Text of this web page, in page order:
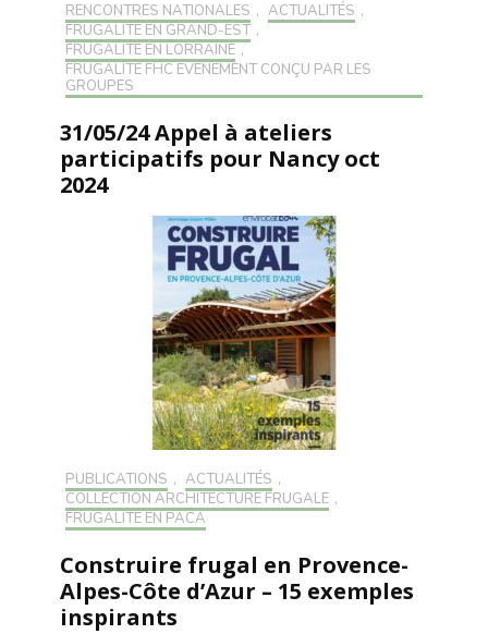
RENCONTRES NATIONALES , ACTUALITÉS ,
FRUGALITÉ EN GRAND-EST ,
FRUGALITÉ EN LORRAINE ,
FRUGALITÉ FHC ÉVÉNEMENT CONÇU PAR LES
GROUPES
31/05/24 Appel à ateliers
participatifs pour Nancy oct
2024
PUBLICATIONS , ACTUALITÉS ,
COLLECTION ARCHITECTURE FRUGALE ,
FRUGALITÉ EN PACA
Construire frugal en Provence-
Alpes-Côte d’Azur – 15 exemples
inspirants